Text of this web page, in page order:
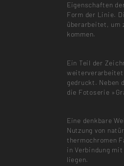
Eigenschaften
Form der Linie.
überarbeitet, um
kommen.
Ein Teil der
weiterverarbeitet
gedruckt. Neben
die Fotoserie
Eine denkbare
Nutzung von
thermochromen
in Verbindung
liegen.